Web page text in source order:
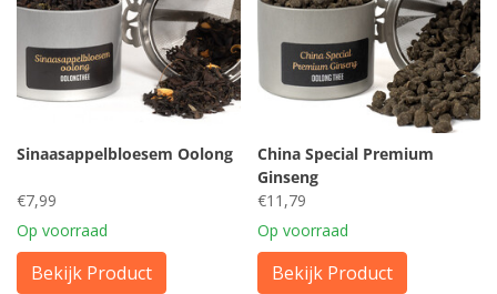
Sinaasappelbloesem Oolong
€7,99
Op voorraad
Bekijk Product
China Special Premium
Ginseng
€11,79
Op voorraad
Bekijk Product